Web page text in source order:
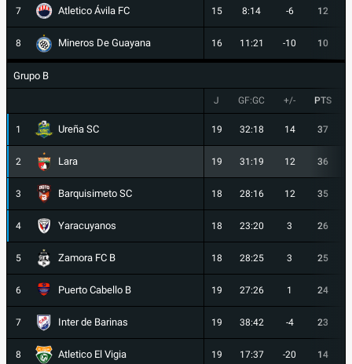
7 Atletico Ávila FC 15 8:14 -6 12
8 Mineros De Guayana 16 11:21 -10 10
Grupo B
J GF:GC +/- PTS
1 Ureña SC 19 32:18 14 37
2 Lara 19 31:19 12 36
3 Barquisimeto SC 18 28:16 12 35
4 Yaracuyanos 18 23:20 3 26
5 Zamora FC B 18 28:25 3 25
6 Puerto Cabello B 19 27:26 1 24
7 Inter de Barinas 19 38:42 -4 23
8 Atletico El Vigia 19 17:37 -20 14